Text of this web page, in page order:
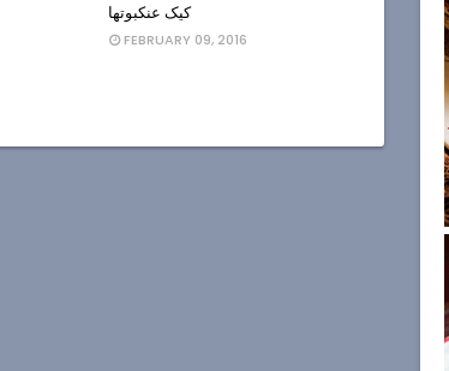
کیک عنکبوتها
FEBRUARY 09, 2016